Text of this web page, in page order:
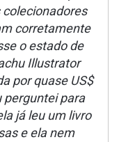
colecionadores
corretamente
o estado de
Illustrator
por quase US$
perguntei para
já leu um livro
e ela nem